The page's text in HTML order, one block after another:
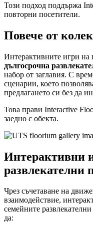
Този подход поддържа
повторни посетители.
Повече от
Интерактивните игри на
дългосрочна
набор от заглавия. С
сценарии, което
предлагането си без да
Това прави Interactive
заедно с обекта.
Интерактивни
развлекателни
Чрез съчетаване на
взаимодействие,
семейните
да: